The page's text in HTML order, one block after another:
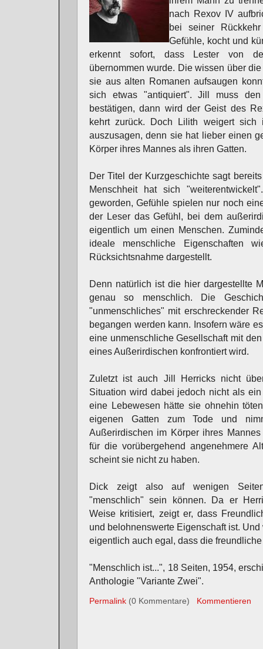
nach Rexov IV
bei seiner
Gefühle, kocht und
erkennt sofort, dass Lester von
übernommen wurde. Die wissen über
sie aus alten Romanen aufsaugen
sich etwas "antiquiert". Jill muss
bestätigen, dann wird der Geist des
kehrt zurück. Doch Lilith weigert sich
auszusagen, denn sie hat lieber einen
Körper ihres Mannes als ihren Gatten.
Der Titel der Kurzgeschichte sagt
Menschheit hat sich
geworden, Gefühle spielen nur noch
der Leser das Gefühl, bei dem
eigentlich um einen Menschen.
ideale menschliche Eigenschaften
Rücksichtsnahme dargestellt.
Denn natürlich ist die hier dargestellte
genau so menschlich. Die
"unmenschliches" mit erschreckender
begangen werden kann. Insofern wäre
eine unmenschliche Gesellschaft mit
eines Außerirdischen konfrontiert wird.
Zuletzt ist auch Jill Herricks nicht
Situation wird dabei jedoch nicht als
eine Lebewesen hätte sie ohnehin
eigenen Gatten zum Tode und
Außerirdischen im Körper ihres
für die vorübergehend angenehmere
scheint sie nicht zu haben.
Dick zeigt also auf wenigen
"menschlich" sein können. Da er
Weise kritisiert, zeigt er, dass
und belohnenswerte Eigenschaft ist.
eigentlich auch egal, dass die
"Menschlich ist...", 18 Seiten, 1954,
Anthologie "Variante Zwei".
Permalink (0 Kommentare) Kommentieren